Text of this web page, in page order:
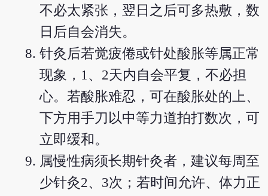
不必太紧张，翌日之后可多热敷，数
日后自会消失。
针灸后若觉疲倦或针处酸胀等属正常
现象，1、2天内自会平复，不必担
心。若酸胀难忍，可在酸胀处的上、
下方用手刀以中等力道拍打数次，可
立即缓和。
属慢性病须长期针灸者，建议每周至
少针灸2、3次；若时间允许、体力正